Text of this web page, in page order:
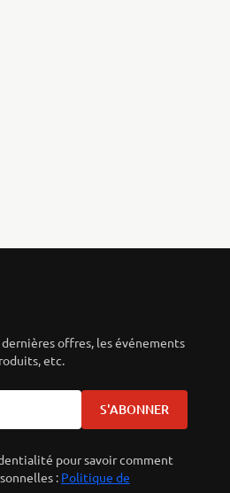
offres, les événements
etc.
S'ABONNER
pour savoir comment
: Politique de